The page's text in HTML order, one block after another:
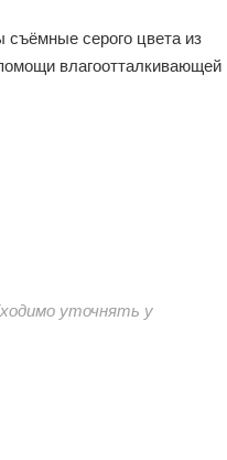
серого цвета из
влагоотталкивающей
уточнять у